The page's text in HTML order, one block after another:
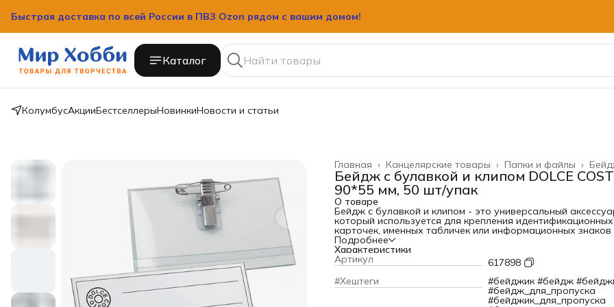
Каталог
КолумбусАкцииБестселлерыНовинкиНовости и статьи
Папки и файлы ›
Канцелярские товары ›
Главная ›
Бейдж с булавкой и клипом DOLCE
90*55 мм, 50 шт/упак
О товаре
Бейдж с булавкой и клипом - это универсальный
который используется для крепления идентификационных
карточек, именных табличек или информационных знаков
одежде. Он обеспечивает удобство и гибкость в
использовании, позволяя носить бейдж как с помощью
булавки, так и клипа. Булавка позволяет закрепить бейдж
ткани, а клип - на краю кармана или воротника.Этот
бренда Centrum предназначен для визиток, фотографий,
идентификационных карт. Важный элемент для
других мероприятий. Крепление на булавку и клип. Бейдж
Подробнее
Характеристики
Артикул
617898
#Хештеги
#бейджик #бейдж
#бейдж_для_пропуска
#бейджик_для_пропуска